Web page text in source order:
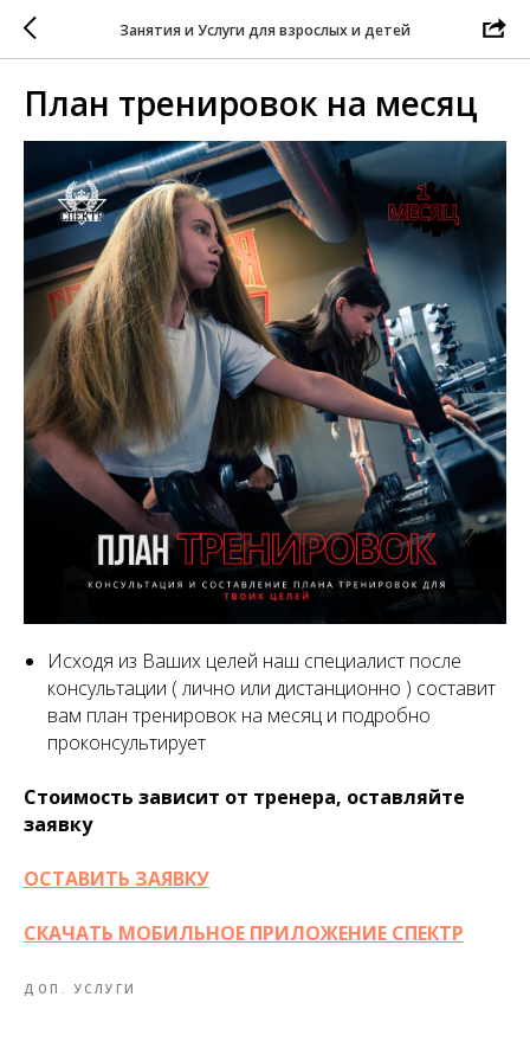
Занятия и Услуги для взрослых и детей
План тренировок на месяц
Исходя из Ваших целей наш специалист после
консультации ( лично или дистанционно ) составит
вам план тренировок на месяц и подробно
проконсультирует
Стоимость зависит от тренера, оставляйте
заявку
ОСТАВИТЬ ЗАЯВКУ
СКАЧАТЬ МОБИЛЬНОЕ ПРИЛОЖЕНИЕ СПЕКТР
ДОП. УСЛУГИ